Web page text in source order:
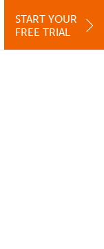
START YOUR
FREE TRIAL